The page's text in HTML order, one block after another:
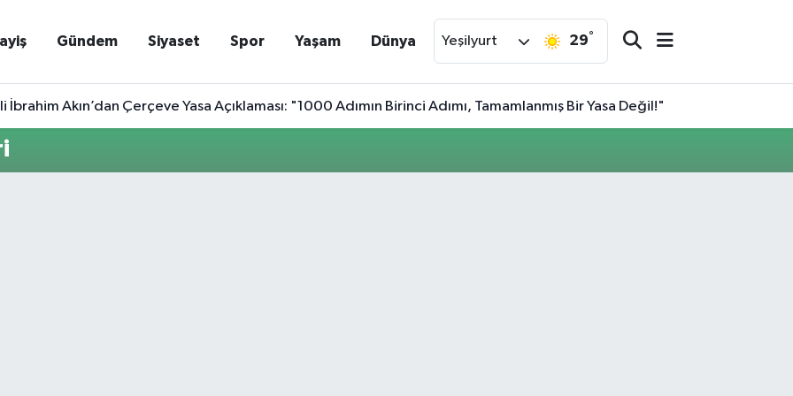
Gündem Siyaset Spor Yaşam Dünya Yeşilyurt 29°
İbrahim Akın’dan Çerçeve Yasa Açıklaması: "1000 Adımın Birinci Adımı, Tamamlanmış Bir Yasa Değil!"